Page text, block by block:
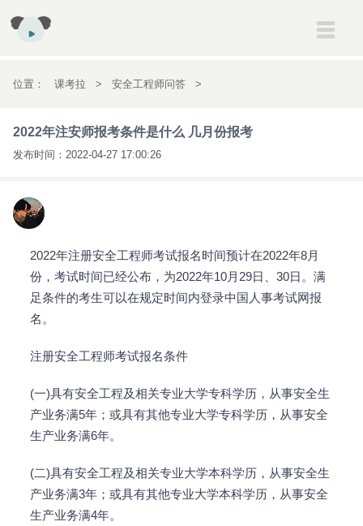
考研 考研
英语
位置： 课考拉 > 安全工程师问答 >
考
2022年注安师报考条件是什么 几月份报考
发布时间： 2022-04-27 17:00:26
2022年注册安全工程师考试报名时间预计在2022年8月
份，考试时间已经公布，为2022年10月29日、30日。满
足条件的考生可以在规定时间内登录中国人事考试网报
名。
注册安全工程师考试报名条件
(一)具有安全工程及相关专业大学专科学历，从事安全生
产业务满5年；或具有其他专业大学专科学历，从事安全
生产业务满6年。
(二)具有安全工程及相关专业大学本科学历，从事安全生
产业务满3年；或具有其他专业大学本科学历，从事安全
生产业务满4年。